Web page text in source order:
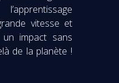
vitesse et
impact sans
de la planète !